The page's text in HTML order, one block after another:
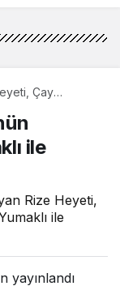
Çay
ile Buluştu
ile
Rize Heyeti,
ile
yayınlandı